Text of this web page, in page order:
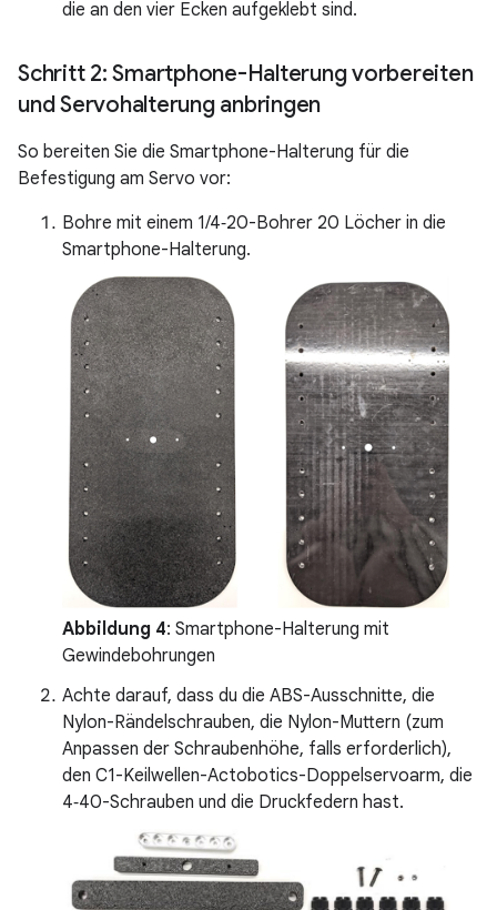
die an den vier Ecken aufgeklebt sind.
Schritt 2: Smartphone-Halterung vorbereiten
und Servohalterung anbringen
So bereiten Sie die Smartphone-Halterung für die
Befestigung am Servo vor:
Bohre mit einem 1/4‑20-Bohrer 20 Löcher in die
Smartphone-Halterung.
Abbildung 4: Smartphone-Halterung mit
Gewindebohrungen
Achte darauf, dass du die ABS-Ausschnitte, die
Nylon-Rändelschrauben, die Nylon-Muttern (zum
Anpassen der Schraubenhöhe, falls erforderlich),
den C1-Keilwellen-Actobotics-Doppelservoarm, die
4‑40-Schrauben und die Druckfedern hast.